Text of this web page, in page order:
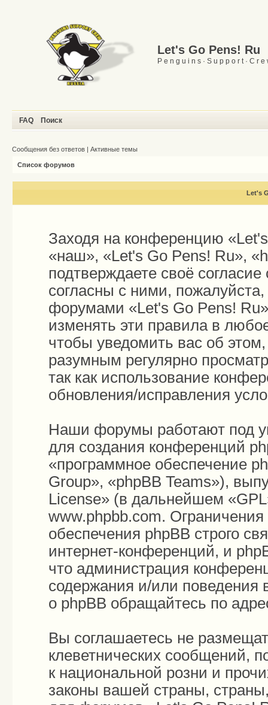
Let's Go Pens! Ru
P e n g u i n s · S u p p o r t · C r e
FAQ Поиск
Сообщения без ответов | Активные темы
Список форумов
Let's
Заходя на конференцию
«наш», «Let's Go Pens! Ru»,
подтверждаете своё
согласны с ними,
форумами «Let's Go Pens!
изменять эти правила в
чтобы уведомить вас об
разумным регулярно
так как использование
обновления/исправления
Наши форумы работают под
для создания конференций
«программное обеспечение
Group», «phpBB Teams»),
License» (в дальнейшем
www.phpbb.com.
обеспечения phpBB строго
интернет-конференций, и
что администрация
содержания и/или
о phpBB обращайтесь по
Вы соглашаетесь не
клеветнических сообщений,
к национальной розни и
законы вашей страны, страны,